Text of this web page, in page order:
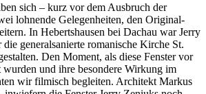
sich – kurz vor dem Ausbruch der
lohnende Gelegenheiten, den Original-
In Hebertshausen bei Dachau war Jerry
generalsanierte romanische Kirche St.
Den Moment, als diese Fenster vor
wurden und ihre besondere Wirkung im
wir filmisch begleiten. Architekt Markus